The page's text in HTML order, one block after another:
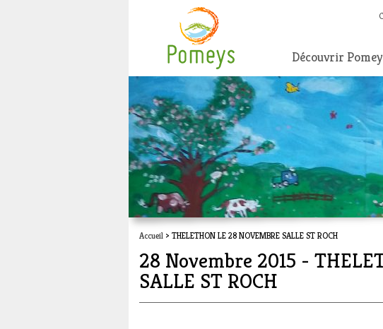
Découvrir
Accueil > THELETHON LE 28 NOVEMBRE SALLE ST ROCH
28 Novembre 2015 -
SALLE ST ROCH